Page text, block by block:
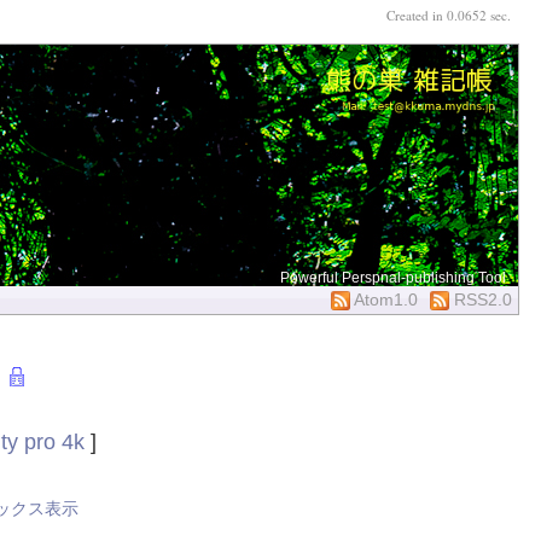
Powerful Perspnal-publishing Tool
RSS2.0
Atom1.0
pro 4k ]
クス表示
Created in 0.0652 sec.